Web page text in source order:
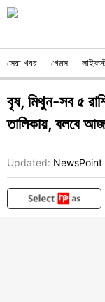
সেরা খবর গেমস
বৃষ, মিথুন-সব ৫
তালিকায়, বলবে
Updated: NewsPoint